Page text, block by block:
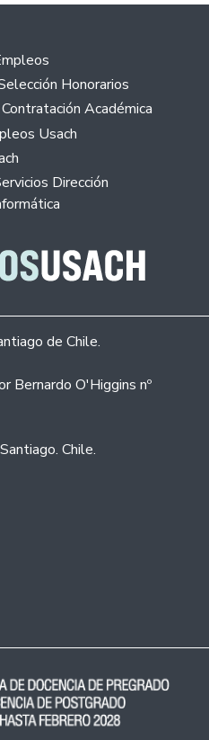
Honorarios
Académica
Usach
Dirección
de Chile.
Bernardo O'Higgins nº
Chile.